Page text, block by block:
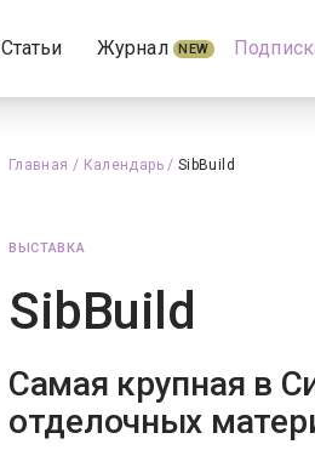
Статьи Журнал NEW
Главная / Календарь/ SibBuild
ВЫСТАВКА
SibBuild
Самая крупная в
отделочных